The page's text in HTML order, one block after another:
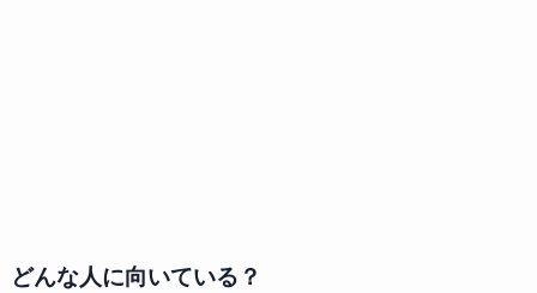
どんな人に向いている？